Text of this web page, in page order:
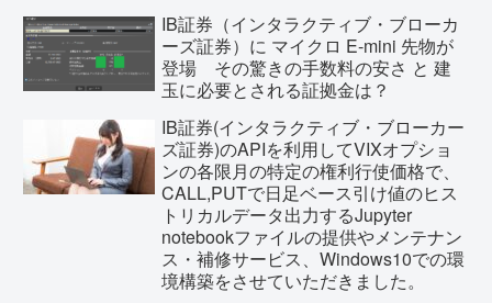
IB証券（インタラクティブ・ブローカ
ーズ証券）に マイクロ E-mini 先物が
登場 その驚きの手数料の安さ と 建
玉に必要とされる証拠金は？
IB証券(インタラクティブ・ブローカー
ズ証券)のAPIを利用してVIXオプショ
ンの各限月の特定の権利行使価格で、
CALL,PUTで日足ベース引け値のヒス
トリカルデータ出力するJupyter
notebookファイルの提供やメンテナン
ス・補修サービス、Windows10での環
境構築をさせていただきました。